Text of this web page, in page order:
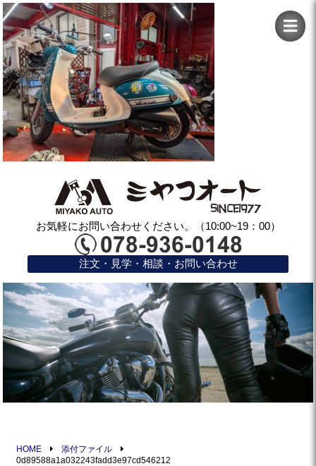
お気軽にお問い合わせください。（10:00~19：00）
注文・見学・相談・お問い合わせ
HOME
添付ファイル
0d89588a1a032243fadd3e97cd546212